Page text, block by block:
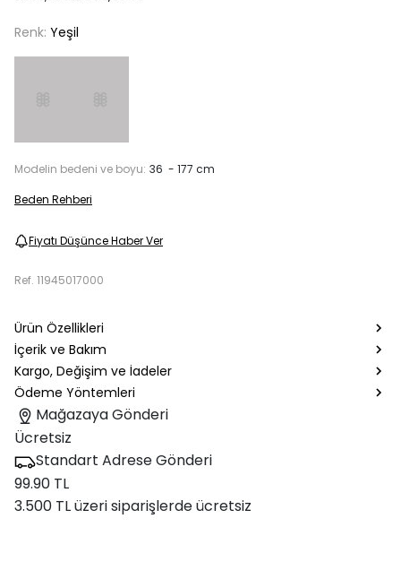
Renk: Yeşil
Modelin bedeni ve boyu: 36 - 177 cm
Beden Rehberi
Fiyatı Düşünce Haber Ver
Ref. 11945017000
Ürün Özellikleri
İçerik ve Bakım
Kargo, Değişim ve İadeler
Ödeme Yöntemleri
Mağazaya Gönderi
Ücretsiz
Standart Adrese Gönderi
99.90 TL
3.500 TL üzeri siparişlerde ücretsiz